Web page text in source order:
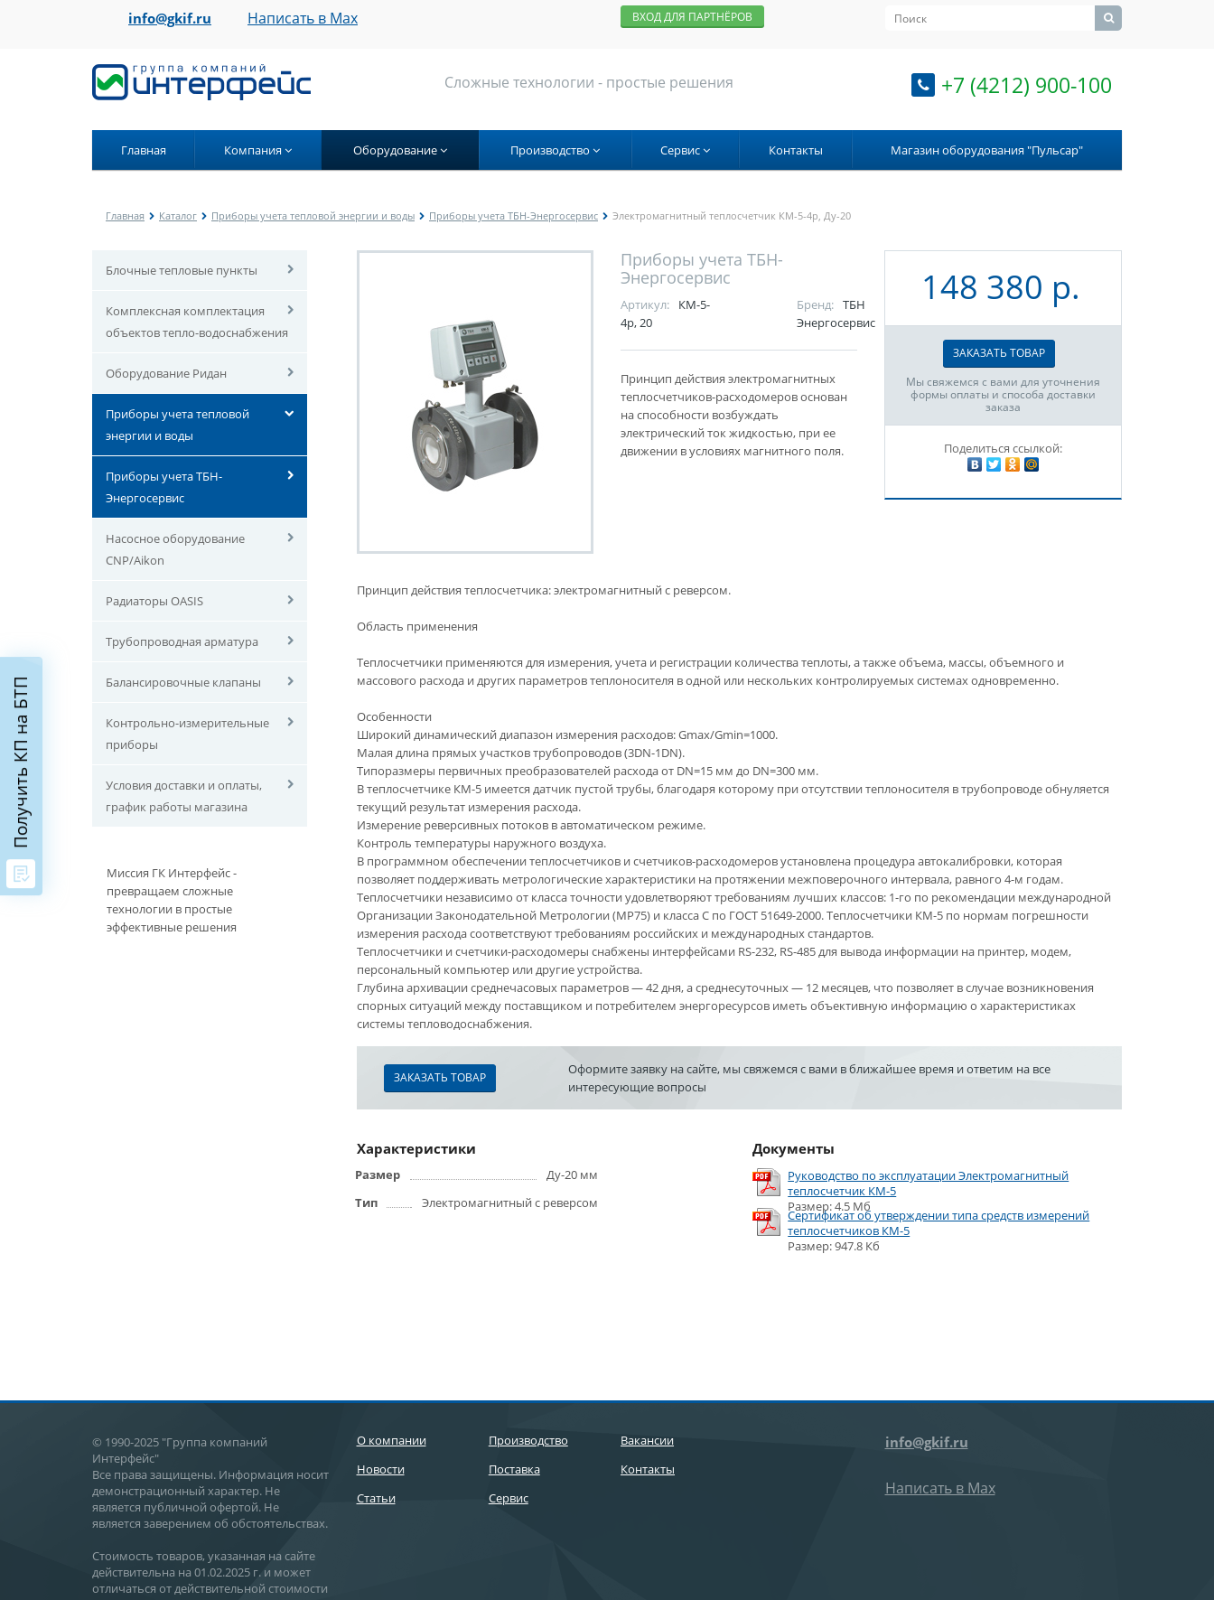
info@gkif.ru Написать в Max ВХОД ДЛЯ ПАРТНЁРОВ
Сложные технологии - простые решения +7 (4212) 900-100
Главная Компания Оборудование Производство Сервис Контакты Магазин оборудования "Пульсар"
Главная Каталог Приборы учета тепловой энергии и воды Приборы учета ТБН-Энергосервис Электромагнитный теплосчетчик КМ-5-4р, Ду-20
Блочные тепловые пункты
Комплексная комплектация
объектов тепло-водоснабжения
Оборудование Ридан
Приборы учета тепловой
энергии и воды
Приборы учета ТБН-
Энергосервис
Насосное оборудование
CNP/Aikon
Радиаторы OASIS
Трубопроводная арматура
Балансировочные клапаны
Контрольно-измерительные
приборы
Условия доставки и оплаты,
график работы магазина
Миссия ГК Интерфейс -
превращаем сложные
технологии в простые
эффективные решения
Приборы учета ТБН-
Энергосервис
Артикул:
КМ-5-
4р, 20
Бренд: ТБН
Энергосервис
Принцип действия электромагнитных
теплосчетчиков-расходомеров основан
на способности возбуждать
электрический ток жидкостью, при ее
движении в условиях магнитного поля.
148 380 р.
ЗАКАЗАТЬ ТОВАР
Мы свяжемся с вами для уточнения
формы оплаты и способа доставки
заказа
Поделиться ссылкой:
Принцип действия теплосчетчика: электромагнитный с реверсом.
Область применения
Теплосчетчики применяются для измерения, учета и регистрации количества теплоты, а также объема, массы, объемного и
массового расхода и других параметров теплоносителя в одной или нескольких контролируемых системах одновременно.
Особенности
Широкий динамический диапазон измерения расходов: Gmax/Gmin=1000.
Малая длина прямых участков трубопроводов (3DN-1DN).
Типоразмеры первичных преобразователей расхода от DN=15 мм до DN=300 мм.
В теплосчетчике КМ-5 имеется датчик пустой трубы, благодаря которому при отсутствии теплоносителя в трубопроводе обнуляется
текущий результат измерения расхода.
Измерение реверсивных потоков в автоматическом режиме.
Контроль температуры наружного воздуха.
В программном обеспечении теплосчетчиков и счетчиков-расходомеров установлена процедура автокалибровки, которая
позволяет поддерживать метрологические характеристики на протяжении межповерочного интервала, равного 4-м годам.
Теплосчетчики независимо от класса точности удовлетворяют требованиям лучших классов: 1-го по рекомендации международной
Организации Законодательной Метрологии (МР75) и класса С по ГОСТ 51649-2000. Теплосчетчики КМ-5 по нормам погрешности
измерения расхода соответствуют требованиям российских и международных стандартов.
Теплосчетчики и счетчики-расходомеры снабжены интерфейсами RS-232, RS-485 для вывода информации на принтер, модем,
персональный компьютер или другие устройства.
Глубина архивации среднечасовых параметров — 42 дня, а среднесуточных — 12 месяцев, что позволяет в случае возникновения
спорных ситуаций между поставщиком и потребителем энергоресурсов иметь объективную информацию о характеристиках
системы тепловодоснабжения.
ЗАКАЗАТЬ ТОВАР
Оформите заявку на сайте, мы свяжемся с вами в ближайшее время и ответим на все
интересующие вопросы
Характеристики
Размер
Ду-20 мм
Тип
Электромагнитный с реверсом
Документы
Руководство по эксплуатации Электромагнитный
теплосчетчик КМ-5
Размер: 4.5 Мб
Сертификат об утверждении типа средств измерений
теплосчетчиков КМ-5
Размер: 947.8 Кб
© 1990-2025 "Группа компаний
Интерфейс"
Все права защищены. Информация носит
демонстрационный характер. Не
является публичной офертой. Не
является заверением об обстоятельствах.
Стоимость товаров, указанная на сайте
действительна на 01.02.2025 г. и может
отличаться от действительной стоимости
поставки.
О компании
Новости
Статьи
Производство
Поставка
Сервис
Вакансии
Контакты
info@gkif.ru
Написать в Max
Получить КП на БТП